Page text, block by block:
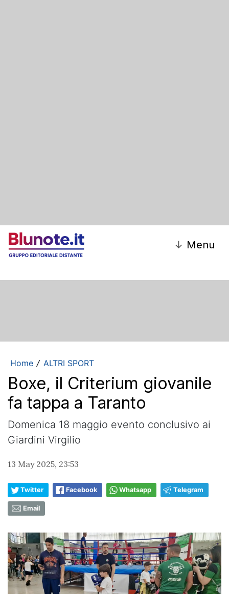
↓ Menu
Home / ALTRI SPORT
Boxe, il Criterium giovanile
fa tappa a Taranto
Domenica 18 maggio evento conclusivo ai
Giardini Virgilio
13 May 2025, 23:53
Twitter Facebook Whatsapp Telegram
Email